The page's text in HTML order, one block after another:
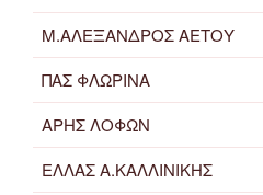
Μ.ΑΛΕΞΑΝΔΡΟΣ ΑΕΤΟΥ
ΠΑΣ ΦΛΩΡΙΝΑ
ΑΡΗΣ ΛΟΦΩΝ
ΕΛΛΑΣ Α.ΚΑΛΛΙΝΙΚΗΣ